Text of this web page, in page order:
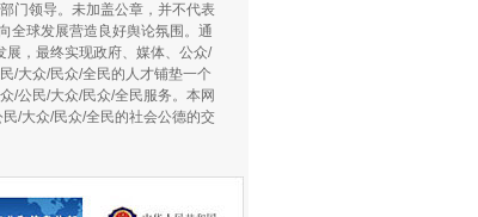
门领导。未加盖公章，并不代表
全球发展营造良好舆论氛围。通
展，最终实现政府、媒体、公众/
/大众/民众/全民的人才铺垫一个
/公民/大众/民众/全民服务。本网
/大众/民众/全民的社会公德的交